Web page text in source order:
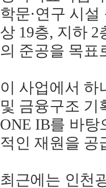
학문·연구 시
상 19층, 지하
의 준공을 목표
이 사업에서 하
및 금융구조 기
ONE IB를 바
적인 재원을 공
최근에는 인천